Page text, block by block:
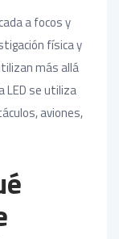
a focos y
física y
más allá
LED se utiliza
aviones,